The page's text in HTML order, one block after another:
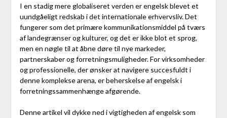
I en stadig mere globaliseret verden er engelsk blevet et
uundgåeligt redskab i det internationale erhvervsliv. Det
fungerer som det primære kommunikationsmiddel på tværs
af landegrænser og kulturer, og det er ikke blot et sprog,
men en nøgle til at åbne døre til nye markeder,
partnerskaber og forretningsmuligheder. For virksomheder
og professionelle, der ønsker at navigere succesfuldt i
denne komplekse arena, er beherskelse af engelsk i
forretningssammenhænge afgørende.
Denne artikel vil dykke ned i vigtigheden af engelsk som